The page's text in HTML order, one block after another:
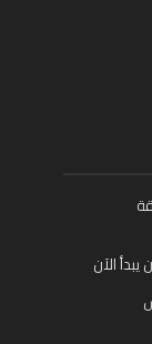
الآن